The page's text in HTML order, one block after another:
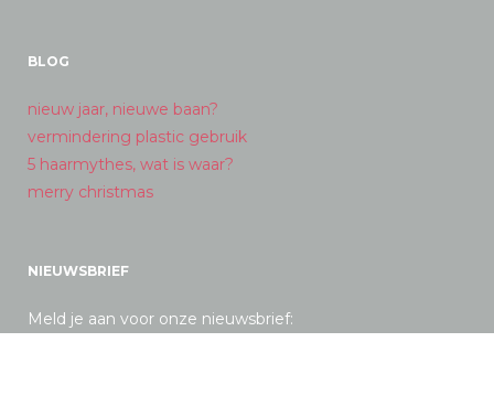
BLOG
nieuw jaar, nieuwe baan?
vermindering plastic gebruik
5 haarmythes, wat is waar?
merry christmas
NIEUWSBRIEF
Meld je aan voor onze nieuwsbrief: